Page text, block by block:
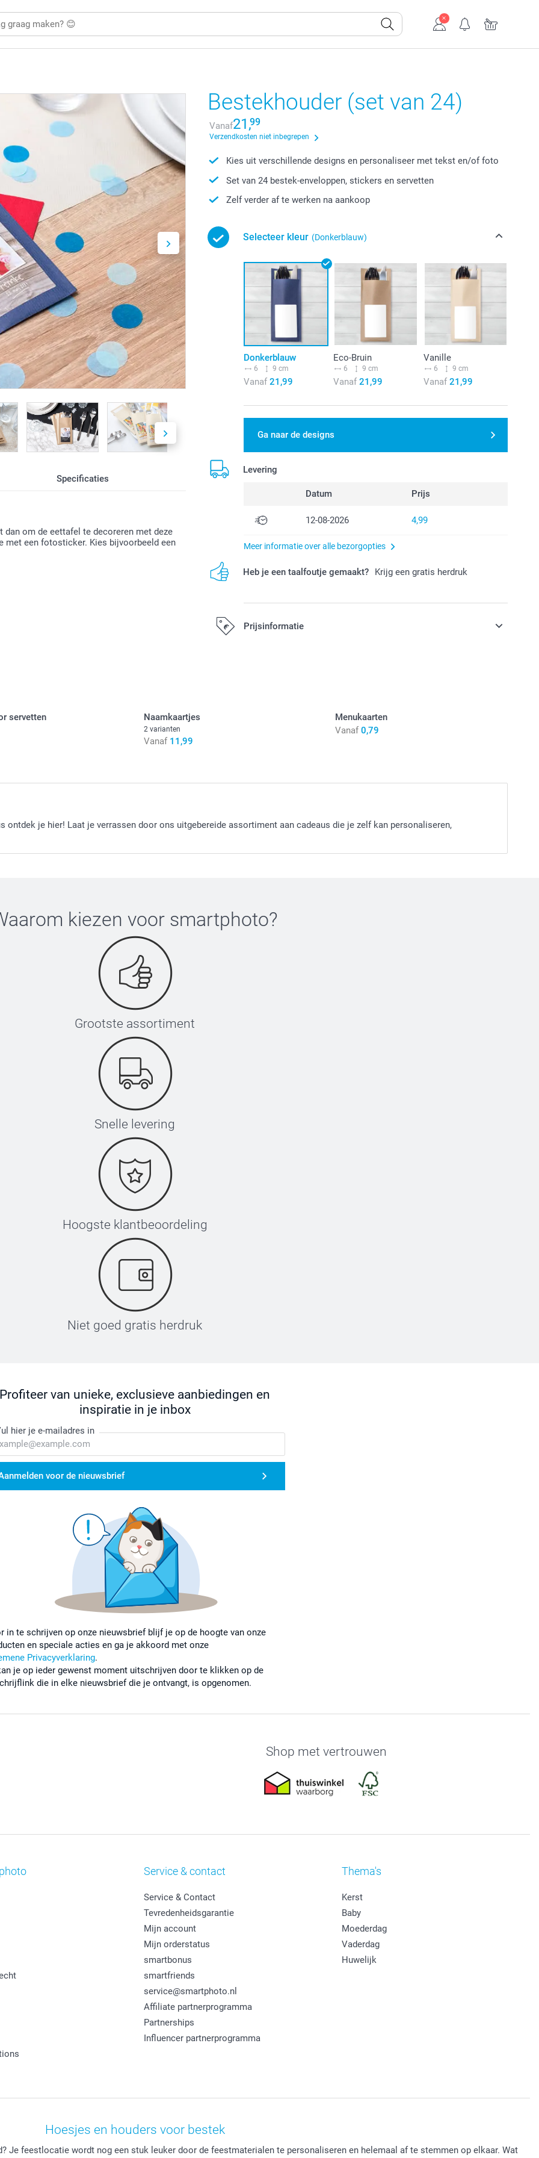
Specificaties
om de eettafel te decoreren met deze
met een fotosticker. Kies bijvoorbeeld een
Bestekhouder (set van 24)
Vanaf21,99
Verzendkosten niet inbegrepen
Kies uit verschillende designs en personaliseer met tekst en/of foto
Set van 24 bestek-enveloppen, stickers en servetten
Zelf verder af te werken na aankoop
Selecteer kleur (Donkerblauw)
Donkerblauw
6 9 cm
Vanaf 21,99
Eco-Bruin
6 9 cm
Vanaf 21,99
Vanille
6 9 cm
Vanaf21,99
Ga naar de designs
Levering
Datum Prijs
12-08-2026 4,99
Meer informatie over alle bezorgopties
Heb je een taalfoutje gemaakt? Krijg een gratis herdruk
Prijsinformatie
servetten Naamkaartjes
2 varianten
Vanaf 11,99
Menukaarten
Vanaf 0,79
ontdek je hier! Laat je verrassen door ons uitgebereide assortiment aan cadeaus die je zelf kan personaliseren,
kiezen voor smartphoto?
Grootste assortiment
Snelle levering
Hoogste klantbeoordeling
Niet goed gratis herdruk
Profiteer van unieke, exclusieve aanbiedingen en
inspiratie in je inbox
hier je e-mailadres in
voor de nieuwsbrief
in te schrijven op onze nieuwsbrief blijf je op de hoogte van onze
en speciale acties en ga je akkoord met onze
Privacyverklaring.
je op ieder gewenst moment uitschrijven door te klikken op de
die in elke nieuwsbrief die je ontvangt, is opgenomen.
Shop met vertrouwen
Service & contact
Service & Contact
Tevredenheidsgarantie
Mijn account
Mijn orderstatus
smartbonus
smartfriends
service@smartphoto.nl
Affiliate partnerprogramma
Partnerships
Influencer partnerprogramma
Thema's
Kerst
Baby
Moederdag
Vaderdag
Huwelijk
Hoesjes en houders voor bestek
Je feestlocatie wordt nog een stuk leuker door de feestmaterialen te personaliseren en helemaal af te stemmen op elkaar. Wat